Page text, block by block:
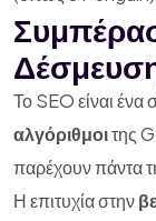
Το SEO είναι ένα
αλγόριθμοιτης
παρέχουν πάντα
Η επιτυχία στην